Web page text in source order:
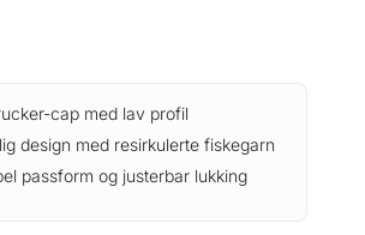
cap med lav profil
design med resirkulerte fiskegarn
passform og justerbar lukking